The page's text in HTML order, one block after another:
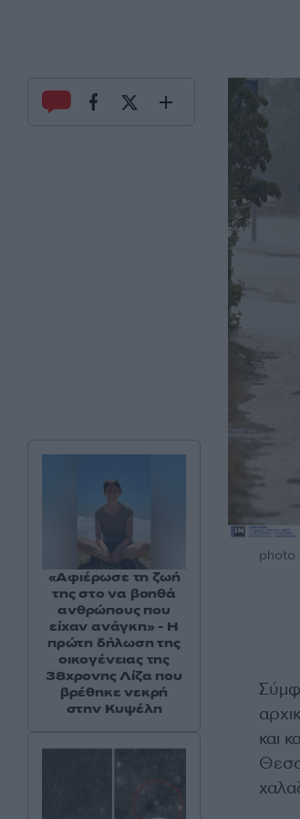
photo
και
«Αφιέρωσε τη ζωή
της στο να βοηθά
ανθρώπους που
είχαν ανάγκη» - Η
πρώτη δήλωση της
οικογένειας της
38χρονης Λίζα που
βρέθηκε νεκρή
στην Κυψέλη